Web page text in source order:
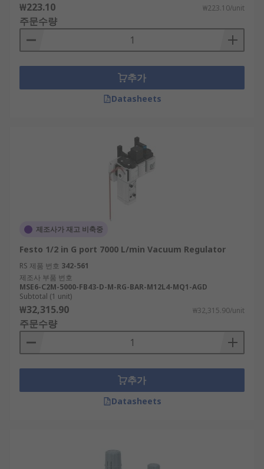
₩223.10 ₩223.10/unit
주문수량
추가
Datasheets
제조사가 재고 비축중
Festo 1/2 in G port 7000 L/min Vacuum Regulator
RS 제품 번호 342-561
제조사 부품 번호
MSE6-C2M-5000-FB43-D-M-RG-BAR-M12L4-MQ1-AGD
Subtotal (1 unit)
₩32,315.90 ₩32,315.90/unit
주문수량
추가
Datasheets